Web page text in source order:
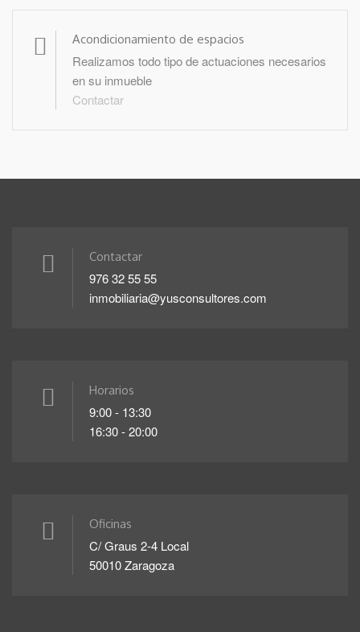
Acondicionamiento de espacios
Realizamos todo tipo de actuaciones necesarios
en su inmueble
Contactar
Contactar
976 32 55 55
inmobiliaria@yusconsultores.com
Horarios
9:00 - 13:30
16:30 - 20:00
Oficinas
C/ Graus 2-4 Local
50010 Zaragoza